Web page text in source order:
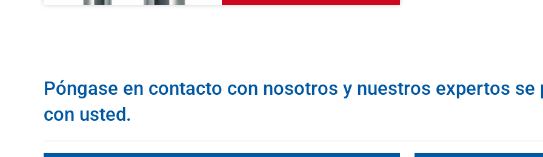
Póngase en contacto con nosotros y nuestros expertos se
con usted.